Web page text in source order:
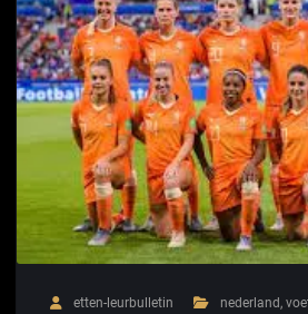
etten-leurbulletin nederland,